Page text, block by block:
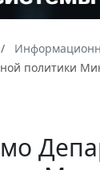
политики